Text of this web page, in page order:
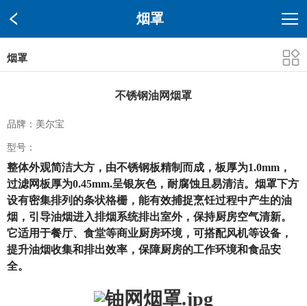
烟罩
烟罩
不锈钢油网烟罩
品牌：美尔宝
型号：
整体外观简洁大方，由不锈钢板精制而成，板厚为1.0mm，
过滤网板厚为0.45mm.呈银灰色，耐腐蚀且易清洁。烟罩下方
设有密集排列的条状格栅，能有效捕捉烹饪过程中产生的油
烟，引导油烟进入排烟系统排出室外，保持厨房空气清新。
它适用于餐厅、食堂等商业厨房环境，可搭配风机等设备，
提升油烟收集和排出效率，保障厨房的工作环境和食品安
全。